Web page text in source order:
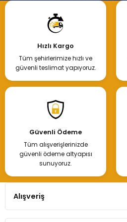
Hızlı Kargo
Tüm şehirlerimize hızlı ve
güvenli teslimat yapıyoruz.
Güvenli Ödeme
Tüm alışverişlerinizde
güvenli ödeme altyapısı
sunuyoruz.
Alışveriş